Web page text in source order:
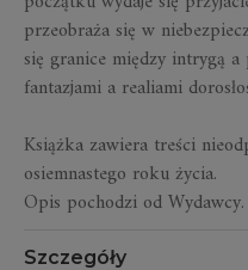
przeobraża się w
się granice między intrygą
fantazjami a realiami
Książka zawiera treści
Opis pochodzi od Wydawcy.
Szczegóły